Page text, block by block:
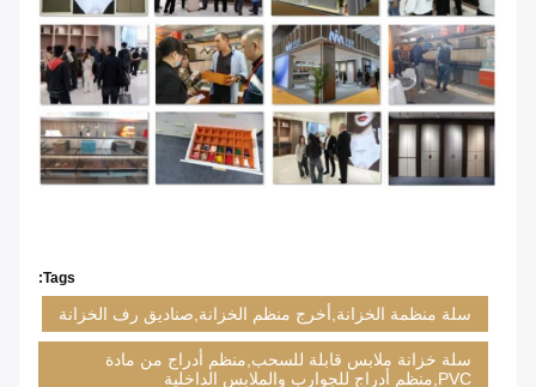
Tags:
سلة منظمة الخزانة,أخرج منظم الخزانة,صناديق رف الخزانة
سلة خزانة ملابس قابلة للسحب,منظم أدراج من مادة
PVC,منظم أدراج للجوارب والملابس الداخلية